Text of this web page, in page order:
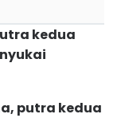
kedua
putra kedua